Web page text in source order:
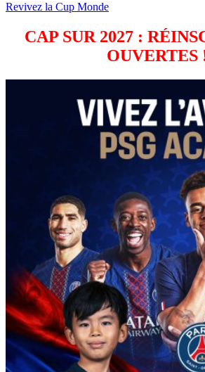
Revivez la Cup Monde
CAP SUR 2027 :
OUVERTES